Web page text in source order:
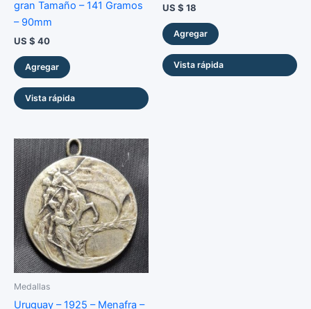
gran Tamaño – 141 Gramos
– 90mm
US $ 40
Agregar
Vista rápida
US $ 18
Agregar
Vista rápida
Medallas
Uruguay – 1925 – Menafra –